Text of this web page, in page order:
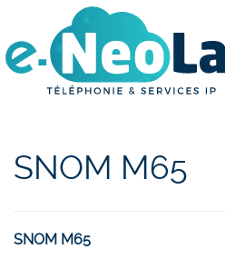
SNOM M65
SNOM M65